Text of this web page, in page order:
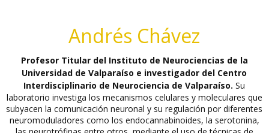
Andrés Chávez
Profesor Titular del Instituto de Neurociencias de la
Universidad de Valparaíso e investigador del Centro
Interdisciplinario de Neurociencia de Valparaíso. Su
laboratorio investiga los mecanismos celulares y moleculares que
subyacen la comunicación neuronal y su regulación por diferentes
neuromoduladores como los endocannabinoides, la serotonina,